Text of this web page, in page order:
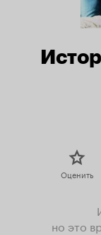
Оценить
но это